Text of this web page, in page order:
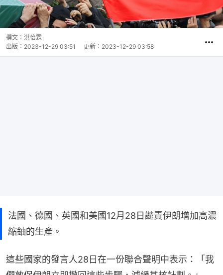
撰文： 洪怡霖
出版： 2023-12-29 03:51 更新： 2023-12-29 03:58
法國、德國、英國和美國12月28日譴責伊朗增加高濃
縮鈾的生產。
這些國家的發言人28日在一份聯合聲明中表示：「我